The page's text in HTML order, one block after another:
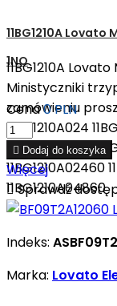
11BG1210A
1NO
11BG1210A
Ministyczniki
zamówieniu
11BG1210A024
11BG1210A048
11BG1210A02460
11BG1210A04860
Cena0 PLN
 Dodaj do koszyka
Więcej
Sprawdź
Indeks:
Marka: Lovato